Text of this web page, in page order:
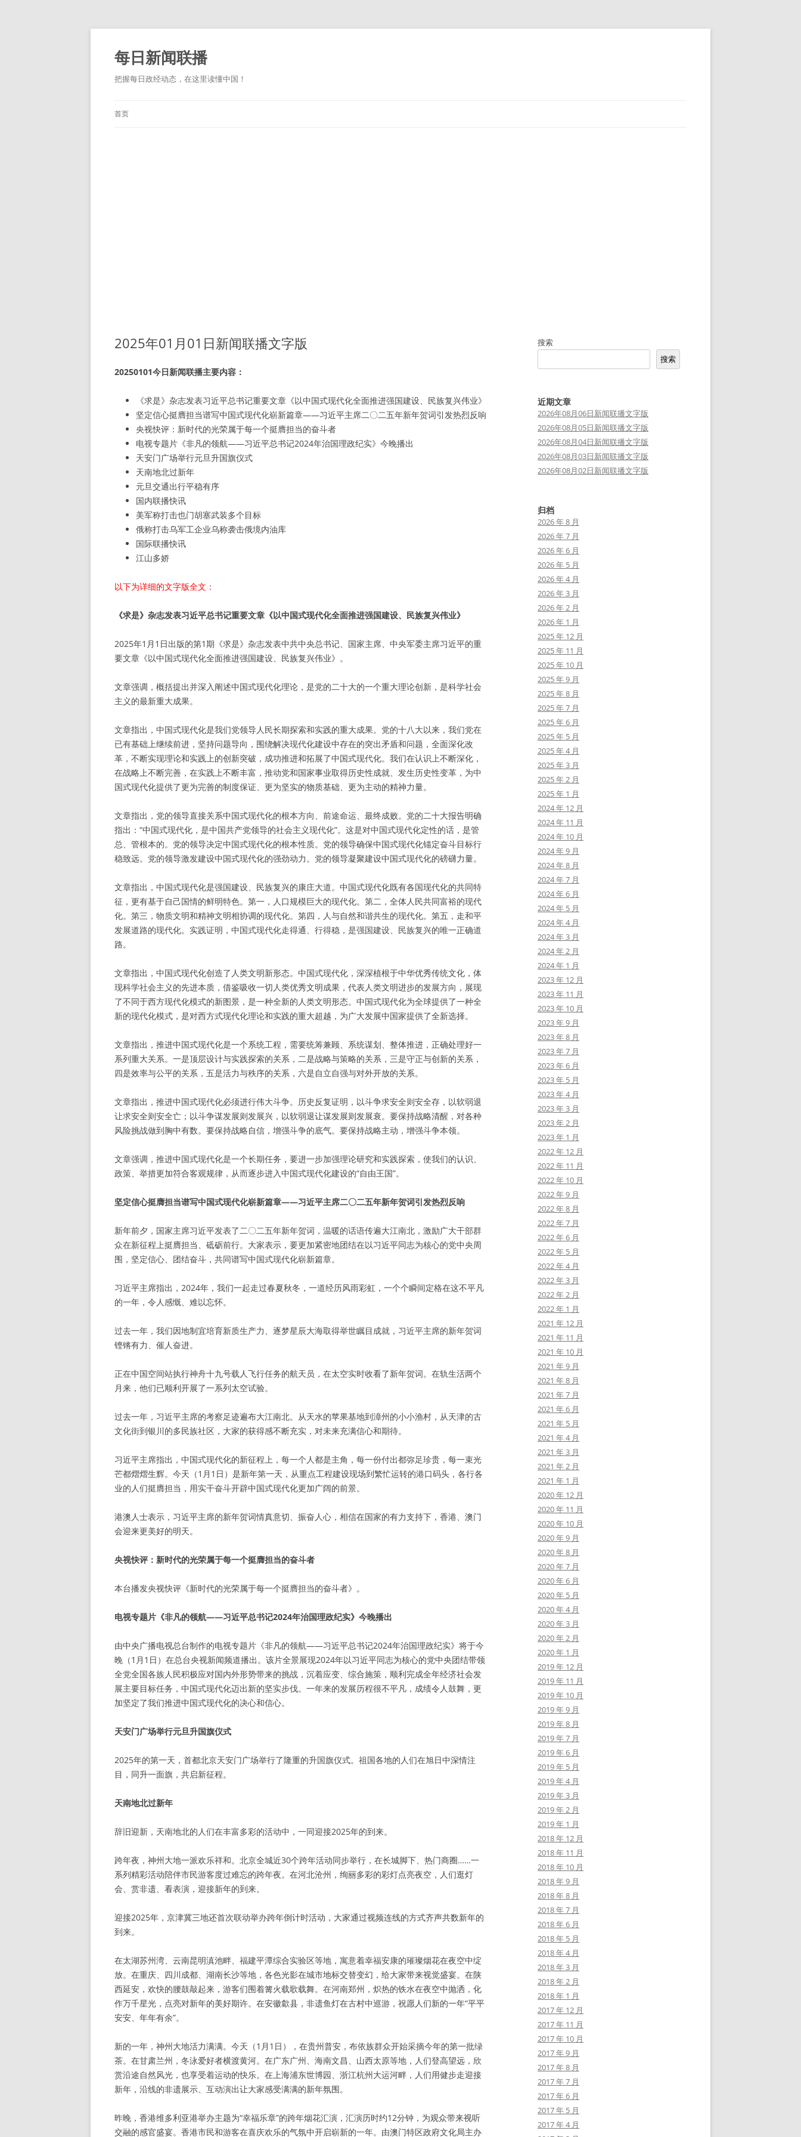
跳
正
文
每日新闻联播
把握每日政经动态，在这里读懂中国！
首页
2025年01月01日新闻联播文字版
20250101今日新闻联播主要内容：
《求是》杂志发表习近平总书记重要文章《以中国式现代化全面推进强国建设、民族复兴伟业》
坚定信心挺膺担当谱写中国式现代化崭新篇章——习近平主席二〇二五年新年贺词引发热烈反响
央视快评：新时代的光荣属于每一个挺膺担当的奋斗者
电视专题片《非凡的领航——习近平总书记2024年治国理政纪实》今晚播出
天安门广场举行元旦升国旗仪式
天南地北过新年
元旦交通出行平稳有序
国内联播快讯
美军称打击也门胡塞武装多个目标
俄称打击乌军工企业乌称袭击俄境内油库
国际联播快讯
江山多娇
以下为详细的文字版全文：
《求是》杂志发表习近平总书记重要文章《以中国式现代化全面推进强国建设、民族复兴伟业》
2025年1月1日出版的第1期《求是》杂志发表中共中央总书记、国家主席、中央军委主席习近平的重
要文章《以中国式现代化全面推进强国建设、民族复兴伟业》。
文章强调，概括提出并深入阐述中国式现代化理论，是党的二十大的一个重大理论创新，是科学社会
主义的最新重大成果。
文章指出，中国式现代化是我们党领导人民长期探索和实践的重大成果。党的十八大以来，我们党在
已有基础上继续前进，坚持问题导向，围绕解决现代化建设中存在的突出矛盾和问题，全面深化改
革，不断实现理论和实践上的创新突破，成功推进和拓展了中国式现代化。我们在认识上不断深化，
在战略上不断完善，在实践上不断丰富，推动党和国家事业取得历史性成就、发生历史性变革，为中
国式现代化提供了更为完善的制度保证、更为坚实的物质基础、更为主动的精神力量。
文章指出，党的领导直接关系中国式现代化的根本方向、前途命运、最终成败。党的二十大报告明确
指出：“中国式现代化，是中国共产党领导的社会主义现代化”。这是对中国式现代化定性的话，是管
总、管根本的。党的领导决定中国式现代化的根本性质。党的领导确保中国式现代化锚定奋斗目标行
稳致远。党的领导激发建设中国式现代化的强劲动力。党的领导凝聚建设中国式现代化的磅礴力量。
文章指出，中国式现代化是强国建设、民族复兴的康庄大道。中国式现代化既有各国现代化的共同特
征，更有基于自己国情的鲜明特色。第一，人口规模巨大的现代化。第二，全体人民共同富裕的现代
化。第三，物质文明和精神文明相协调的现代化。第四，人与自然和谐共生的现代化。第五，走和平
发展道路的现代化。实践证明，中国式现代化走得通、行得稳，是强国建设、民族复兴的唯一正确道
路。
文章指出，中国式现代化创造了人类文明新形态。中国式现代化，深深植根于中华优秀传统文化，体
现科学社会主义的先进本质，借鉴吸收一切人类优秀文明成果，代表人类文明进步的发展方向，展现
了不同于西方现代化模式的新图景，是一种全新的人类文明形态。中国式现代化为全球提供了一种全
新的现代化模式，是对西方式现代化理论和实践的重大超越，为广大发展中国家提供了全新选择。
文章指出，推进中国式现代化是一个系统工程，需要统筹兼顾、系统谋划、整体推进，正确处理好一
系列重大关系。一是顶层设计与实践探索的关系，二是战略与策略的关系，三是守正与创新的关系，
四是效率与公平的关系，五是活力与秩序的关系，六是自立自强与对外开放的关系。
文章指出，推进中国式现代化必须进行伟大斗争。历史反复证明，以斗争求安全则安全存，以软弱退
让求安全则安全亡；以斗争谋发展则发展兴，以软弱退让谋发展则发展衰。要保持战略清醒，对各种
风险挑战做到胸中有数。要保持战略自信，增强斗争的底气。要保持战略主动，增强斗争本领。
文章强调，推进中国式现代化是一个长期任务，要进一步加强理论研究和实践探索，使我们的认识、
政策、举措更加符合客观规律，从而逐步进入中国式现代化建设的“自由王国”。
坚定信心挺膺担当谱写中国式现代化崭新篇章——习近平主席二〇二五年新年贺词引发热烈反响
新年前夕，国家主席习近平发表了二〇二五年新年贺词，温暖的话语传遍大江南北，激励广大干部群
众在新征程上挺膺担当、砥砺前行。大家表示，要更加紧密地团结在以习近平同志为核心的党中央周
围，坚定信心、团结奋斗，共同谱写中国式现代化崭新篇章。
习近平主席指出，2024年，我们一起走过春夏秋冬，一道经历风雨彩虹，一个个瞬间定格在这不平凡
的一年，令人感慨、难以忘怀。
过去一年，我们因地制宜培育新质生产力、逐梦星辰大海取得举世瞩目成就，习近平主席的新年贺词
铿锵有力、催人奋进。
正在中国空间站执行神舟十九号载人飞行任务的航天员，在太空实时收看了新年贺词。在轨生活两个
月来，他们已顺利开展了一系列太空试验。
过去一年，习近平主席的考察足迹遍布大江南北。从天水的苹果基地到漳州的小小渔村，从天津的古
文化街到银川的多民族社区，大家的获得感不断充实，对未来充满信心和期待。
习近平主席指出，中国式现代化的新征程上，每一个人都是主角，每一份付出都弥足珍贵，每一束光
芒都熠熠生辉。今天（1月1日）是新年第一天，从重点工程建设现场到繁忙运转的港口码头，各行各
业的人们挺膺担当，用实干奋斗开辟中国式现代化更加广阔的前景。
港澳人士表示，习近平主席的新年贺词情真意切、振奋人心，相信在国家的有力支持下，香港、澳门
会迎来更美好的明天。
央视快评：新时代的光荣属于每一个挺膺担当的奋斗者
本台播发央视快评《新时代的光荣属于每一个挺膺担当的奋斗者》。
电视专题片《非凡的领航——习近平总书记2024年治国理政纪实》今晚播出
由中央广播电视总台制作的电视专题片《非凡的领航——习近平总书记2024年治国理政纪实》将于今
晚（1月1日）在总台央视新闻频道播出。该片全景展现2024年以习近平同志为核心的党中央团结带领
全党全国各族人民积极应对国内外形势带来的挑战，沉着应变、综合施策，顺利完成全年经济社会发
展主要目标任务，中国式现代化迈出新的坚实步伐。一年来的发展历程很不平凡，成绩令人鼓舞，更
加坚定了我们推进中国式现代化的决心和信心。
天安门广场举行元旦升国旗仪式
2025年的第一天，首都北京天安门广场举行了隆重的升国旗仪式。祖国各地的人们在旭日中深情注
目，同升一面旗，共启新征程。
天南地北过新年
辞旧迎新，天南地北的人们在丰富多彩的活动中，一同迎接2025年的到来。
跨年夜，神州大地一派欢乐祥和。北京全城近30个跨年活动同步举行，在长城脚下、热门商圈……一
系列精彩活动陪伴市民游客度过难忘的跨年夜。在河北沧州，绚丽多彩的彩灯点亮夜空，人们逛灯
会、赏非遗、看表演，迎接新年的到来。
迎接2025年，京津冀三地还首次联动举办跨年倒计时活动，大家通过视频连线的方式齐声共数新年的
到来。
在太湖苏州湾、云南昆明滇池畔、福建平潭综合实验区等地，寓意着幸福安康的璀璨烟花在夜空中绽
放。在重庆、四川成都、湖南长沙等地，各色光影在城市地标交替变幻，给大家带来视觉盛宴。在陕
西延安，欢快的腰鼓敲起来，游客们围着篝火载歌载舞。在河南郑州，炽热的铁水在夜空中抛洒，化
作万千星光，点亮对新年的美好期许。在安徽歙县，非遗鱼灯在古村中巡游，祝愿人们新的一年“平平
安安、年年有余”。
新的一年，神州大地活力满满。今天（1月1日），在贵州普安，布依族群众开始采摘今年的第一批绿
茶。在甘肃兰州，冬泳爱好者横渡黄河。在广东广州、海南文昌、山西太原等地，人们登高望远，欣
赏沿途自然风光，也享受着运动的快乐。在上海浦东世博园、浙江杭州大运河畔，人们用健步走迎接
新年，沿线的非遗展示、互动演出让大家感受满满的新年氛围。
昨晚，香港维多利亚港举办主题为“幸福乐章”的跨年烟花汇演，汇演历时约12分钟，为观众带来视听
交融的感官盛宴。香港市民和游客在喜庆欢乐的气氛中开启崭新的一年。由澳门特区政府文化局主办
搜索
搜索
近期文章
2026年08月06日新闻联播文字版
2026年08月05日新闻联播文字版
2026年08月04日新闻联播文字版
2026年08月03日新闻联播文字版
2026年08月02日新闻联播文字版
归档
2026 年 8 月
2026 年 7 月
2026 年 6 月
2026 年 5 月
2026 年 4 月
2026 年 3 月
2026 年 2 月
2026 年 1 月
2025 年 12 月
2025 年 11 月
2025 年 10 月
2025 年 9 月
2025 年 8 月
2025 年 7 月
2025 年 6 月
2025 年 5 月
2025 年 4 月
2025 年 3 月
2025 年 2 月
2025 年 1 月
2024 年 12 月
2024 年 11 月
2024 年 10 月
2024 年 9 月
2024 年 8 月
2024 年 7 月
2024 年 6 月
2024 年 5 月
2024 年 4 月
2024 年 3 月
2024 年 2 月
2024 年 1 月
2023 年 12 月
2023 年 11 月
2023 年 10 月
2023 年 9 月
2023 年 8 月
2023 年 7 月
2023 年 6 月
2023 年 5 月
2023 年 4 月
2023 年 3 月
2023 年 2 月
2023 年 1 月
2022 年 12 月
2022 年 11 月
2022 年 10 月
2022 年 9 月
2022 年 8 月
2022 年 7 月
2022 年 6 月
2022 年 5 月
2022 年 4 月
2022 年 3 月
2022 年 2 月
2022 年 1 月
2021 年 12 月
2021 年 11 月
2021 年 10 月
2021 年 9 月
2021 年 8 月
2021 年 7 月
2021 年 6 月
2021 年 5 月
2021 年 4 月
2021 年 3 月
2021 年 2 月
2021 年 1 月
2020 年 12 月
2020 年 11 月
2020 年 10 月
2020 年 9 月
2020 年 8 月
2020 年 7 月
2020 年 6 月
2020 年 5 月
2020 年 4 月
2020 年 3 月
2020 年 2 月
2020 年 1 月
2019 年 12 月
2019 年 11 月
2019 年 10 月
2019 年 9 月
2019 年 8 月
2019 年 7 月
2019 年 6 月
2019 年 5 月
2019 年 4 月
2019 年 3 月
2019 年 2 月
2019 年 1 月
2018 年 12 月
2018 年 11 月
2018 年 10 月
2018 年 9 月
2018 年 8 月
2018 年 7 月
2018 年 6 月
2018 年 5 月
2018 年 4 月
2018 年 3 月
2018 年 2 月
2018 年 1 月
2017 年 12 月
2017 年 11 月
2017 年 10 月
2017 年 9 月
2017 年 8 月
2017 年 7 月
2017 年 6 月
2017 年 5 月
2017 年 4 月